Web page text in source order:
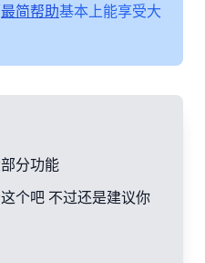
最简帮助基本上能享受大
分功能
个吧 不过还是建议你